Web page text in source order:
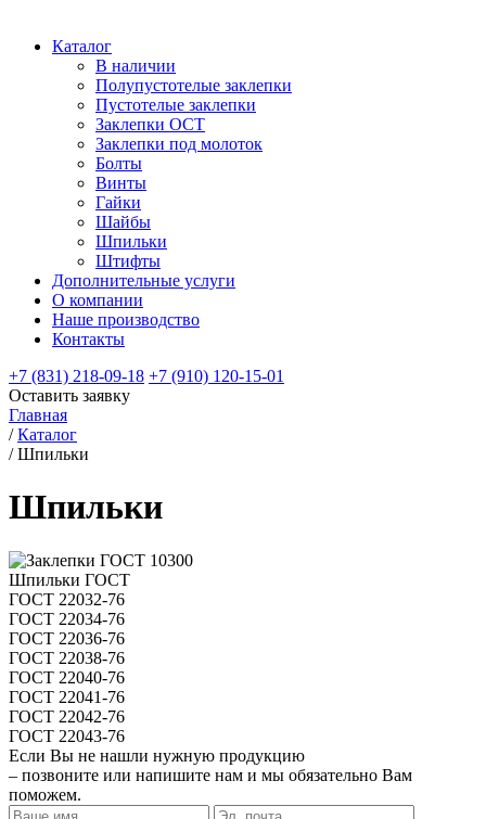
Каталог
В наличии
Полупустотелые заклепки
Пустотелые заклепки
Заклепки ОСТ
Заклепки под молоток
Болты
Винты
Гайки
Шайбы
Шпильки
Штифты
Дополнительные услуги
О компании
Наше производство
Контакты
+7 (831) 218-09-18 +7 (910) 120-15-01
Оставить заявку
Главная
/ Каталог
/ Шпильки
Шпильки
Шпильки ГОСТ
ГОСТ 22032-76
ГОСТ 22034-76
ГОСТ 22036-76
ГОСТ 22038-76
ГОСТ 22040-76
ГОСТ 22041-76
ГОСТ 22042-76
ГОСТ 22043-76
Если Вы не нашли нужную продукцию
– позвоните или напишите нам и мы обязательно Вам
поможем.